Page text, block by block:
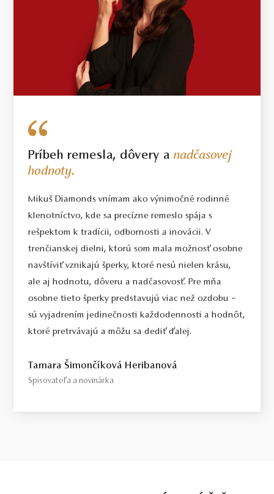
Príbeh remesla, dôvery anadčasovej
hodnoty.
Mikuš Diamonds vnímam ako výnimočné rodinné
klenotníctvo, kde sa precízne remeslo spája s
rešpektom k tradícii, odbornosti a inovácii. V
trenčianskej dielni, ktorú som mala možnosť osobne
navštíviť vznikajú šperky, ktoré nesú nielen krásu,
ale aj hodnotu, dôveru a nadčasovosť. Pre mňa
osobne tieto šperky predstavujú viac než ozdobu –
sú vyjadrením jedinečnosti každodennosti a hodnôt,
ktoré pretrvávajú a môžu sa dediť ďalej.
Tamara Šimončíková Heribanová
Spisovateľa a novinárka